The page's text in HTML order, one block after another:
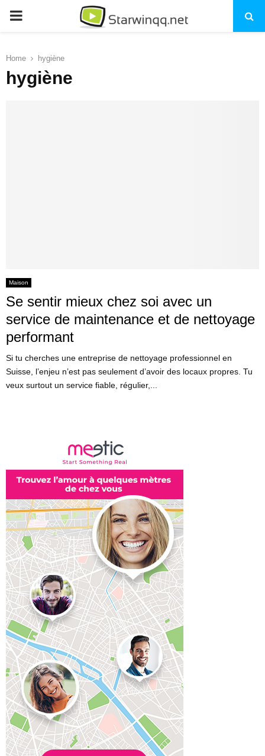
PRIMARY
Home hygiène
hygiène
Maison
Se sentir mieux chez soi avec un
service de maintenance et de nettoyage
performant
Si tu cherches une entreprise de nettoyage professionnel en
Suisse, l’enjeu n’est pas seulement d’avoir des locaux propres. Tu
veux surtout un service fiable, régulier,...